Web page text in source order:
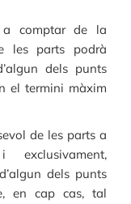
comptar de la
les parts podrà
dels punts
el termini màxim
de les parts a
exclusivament,
dels punts
en cap cas, tal